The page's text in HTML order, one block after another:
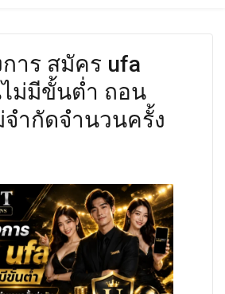
าร สมัคร ufa
ม่มีขั้นต่ำ ถอน
จำกัดจำนวนครั้ง